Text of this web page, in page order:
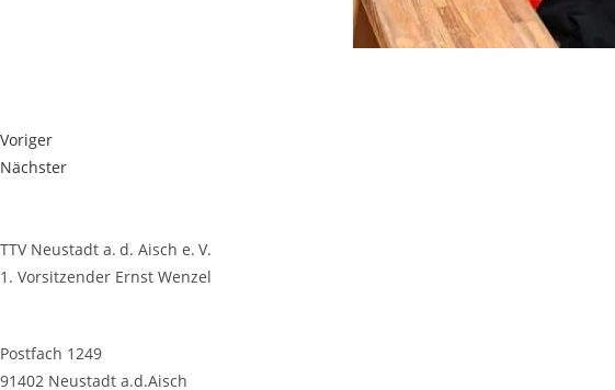
Voriger
Nächster
TTV Neustadt a. d. Aisch e. V.
1. Vorsitzender Ernst Wenzel
Postfach 1249
91402 Neustadt a.d.Aisch